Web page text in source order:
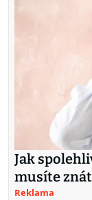
Jak
musíte znát
Reklama